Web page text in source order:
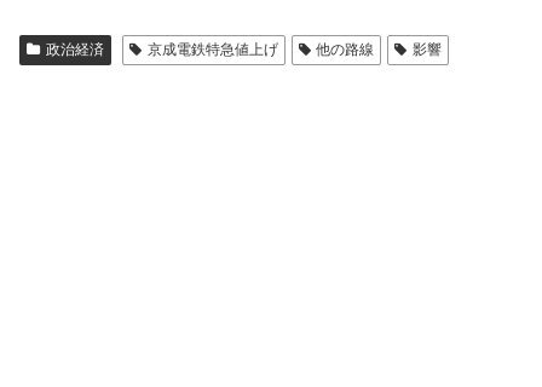
政治経済 京成電鉄特急値上げ 他の路線 影響